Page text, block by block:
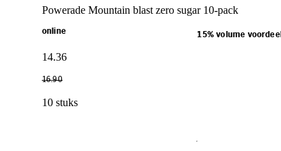
Powerade Mountain blast zero sugar 10-pack
online 15% volume voordeel
14.36
16.90
10 stuks